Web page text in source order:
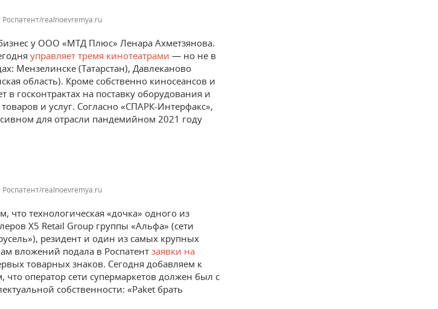
realnoevremya.ru
у ООО «МТД Плюс» Ленара Ахметзянова.
управляет тремя кинотеатрами — но не в
Мензелинске (Татарстан), Давлеканово
область). Кроме собственно киносеансов и
в госконтрактах на поставку оборудования и
и услуг. Согласно «СПАРК-Интерфакс»,
для отрасли пандемийном 2021 году
realnoevremya.ru
что технологическая «дочка» одного из
X5 Retail Group группы «Альфа» (сети
резидент и один из самых крупных
вложений подала в Роспатент заявки на
товарных знаков. Сегодня добавляем к
оператор сети супермаркетов должен был с
собственности: «Paket брать